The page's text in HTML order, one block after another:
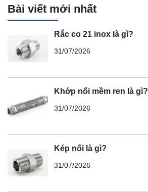
Bài viết mới nhất
Rắc co 21 inox là gì?
31/07/2026
Khớp nối mềm ren là gì?
31/07/2026
Kép nối là gì?
31/07/2026